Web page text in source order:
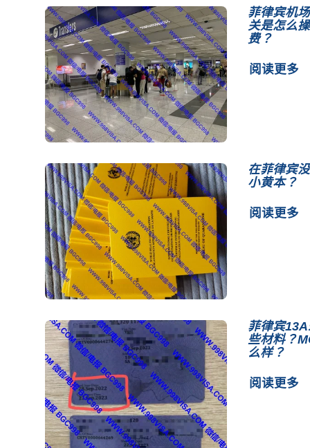
菲律宾机
关是怎么
费？
阅读更多
在菲律宾
小黄本？
阅读更多
菲律宾
些材料？
么样？
阅读更多